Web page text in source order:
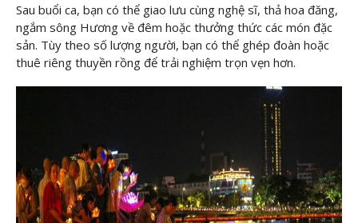
Sau buổi ca, bạn có thể giao lưu cùng nghệ sĩ, thả hoa đăng,
ngắm sông Hương về đêm hoặc thưởng thức các món đặc
sản. Tùy theo số lượng người, bạn có thể ghép đoàn hoặc
thuê riêng thuyền rồng để trải nghiệm trọn vẹn hơn.